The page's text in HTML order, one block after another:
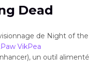
Dead
de Night of the
VikPea
un outil alimenté